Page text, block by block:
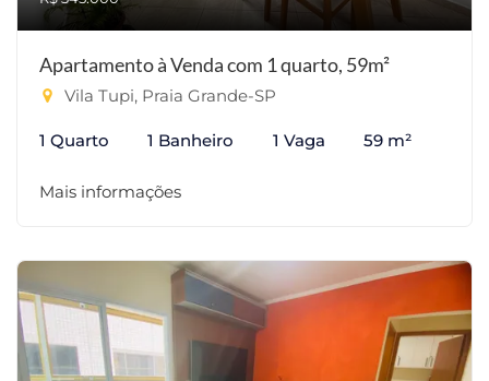
Apartamento à Venda com 1 quarto, 59m²
Vila Tupi, Praia Grande-SP
1 Quarto 1 Banheiro 1 Vaga 59 m²
Mais informações